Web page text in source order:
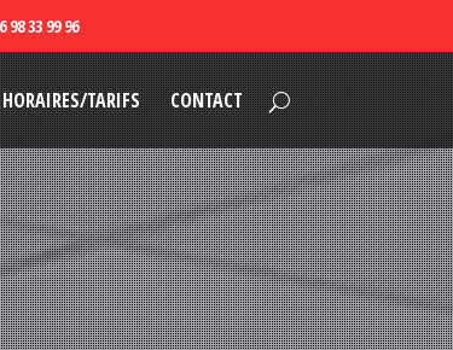
HORAIRES/TARIFS CONTACT